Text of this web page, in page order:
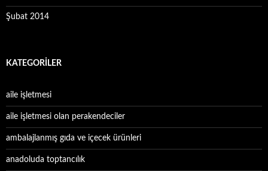
Şubat 2014
KATEGORILER
aile işletmesi
aile işletmesi olan perakendeciler
ambalajlanmış gıda ve içecek ürünleri
anadoluda toptancılık